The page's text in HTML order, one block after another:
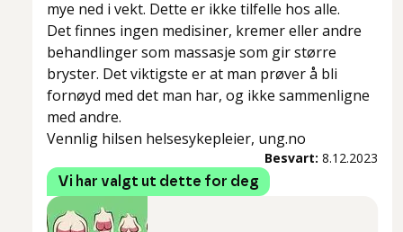
mye ned i vekt. Dette er ikke tilfelle hos alle.
Det finnes ingen medisiner, kremer eller andre
behandlinger som massasje som gir større
bryster. Det viktigste er at man prøver å bli
fornøyd med det man har, og ikke sammenligne
med andre.
Vennlig hilsen helsesykepleier, ung.no
Besvart: 8.12.2023
Vi har valgt ut dette for deg